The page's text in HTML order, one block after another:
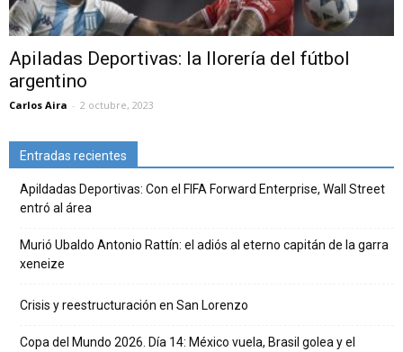
Apiladas Deportivas: la llorería del fútbol
argentino
Carlos Aira - 2 octubre, 2023
Entradas recientes
Apildadas Deportivas: Con el FIFA Forward Enterprise, Wall Street
entró al área
Murió Ubaldo Antonio Rattín: el adiós al eterno capitán de la garra
xeneize
Crisis y reestructuración en San Lorenzo
Copa del Mundo 2026. Día 14: México vuela, Brasil golea y el